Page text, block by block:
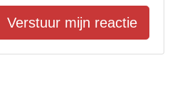
Verstuur mijn reactie